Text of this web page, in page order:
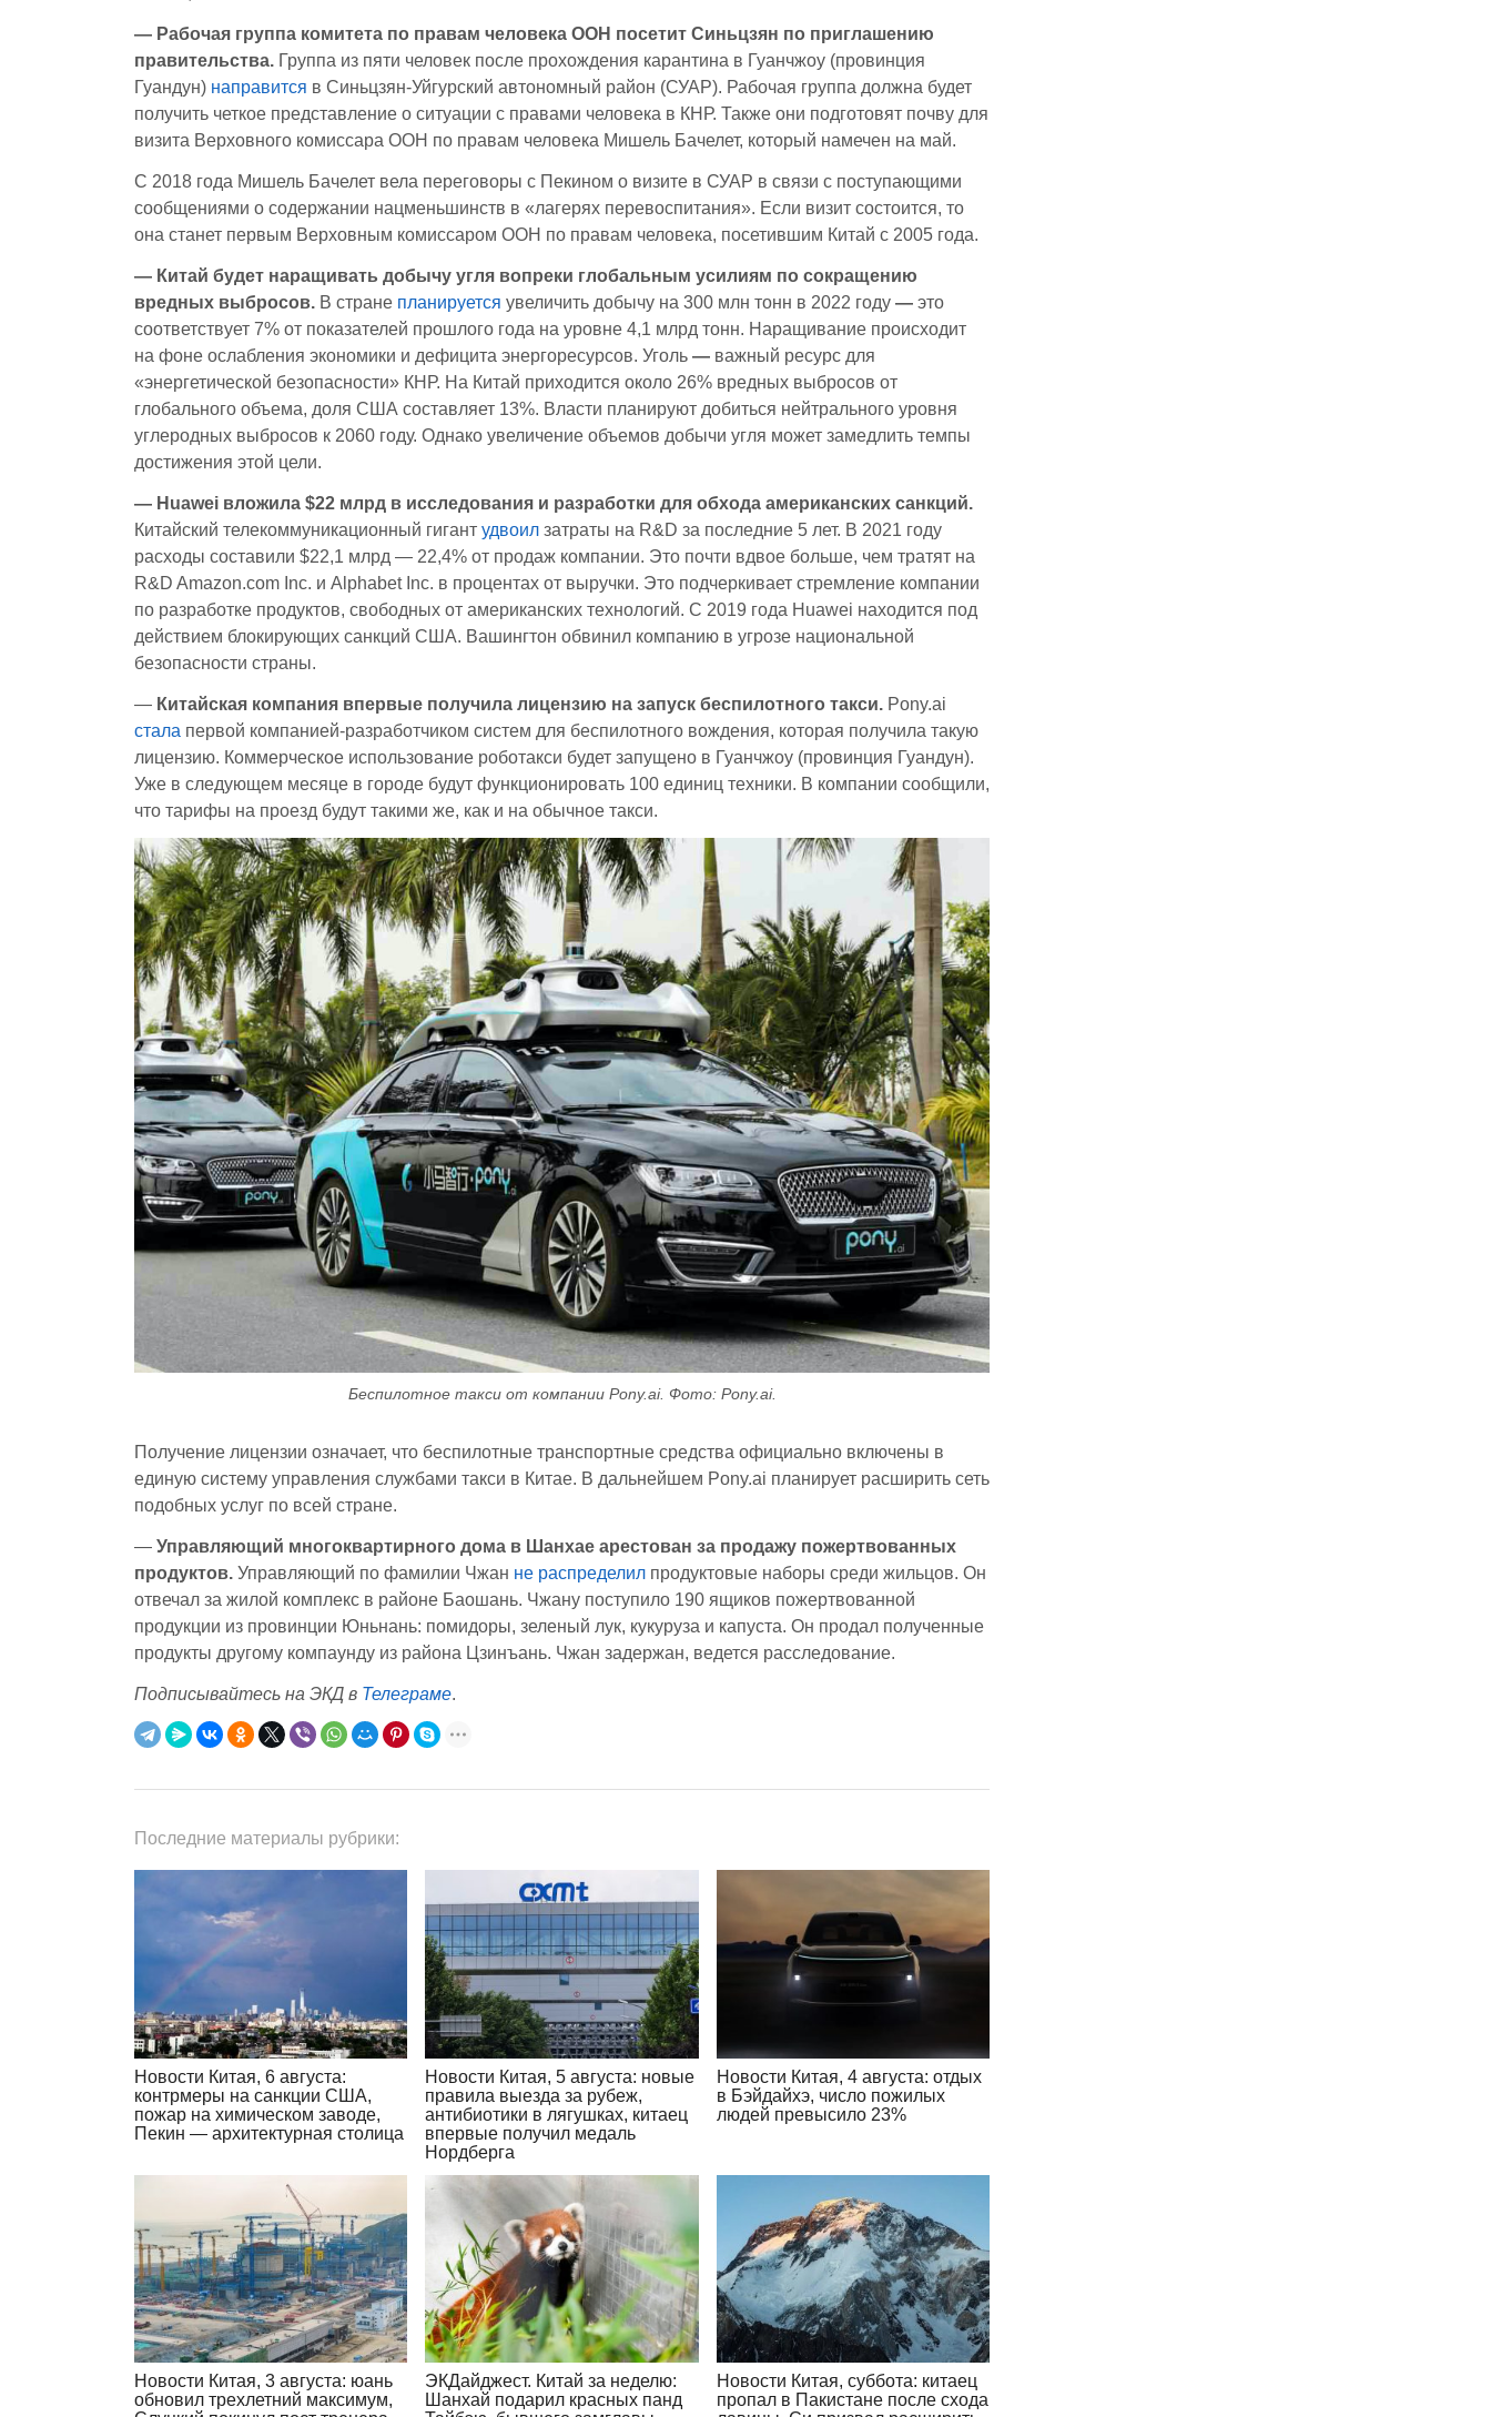
— Рабочая группа комитета по правам человека ООН посетит Синьцзян по приглашению
правительства. Группа из пяти человек после прохождения карантина в Гуанчжоу (провинция
Гуандун) направится в Синьцзян-Уйгурский автономный район (СУАР). Рабочая группа должна будет
получить четкое представление о ситуации с правами человека в КНР. Также они подготовят почву для
визита Верховного комиссара ООН по правам человека Мишель Бачелет, который намечен на май.
С 2018 года Мишель Бачелет вела переговоры с Пекином о визите в СУАР в связи с поступающими
сообщениями о содержании нацменьшинств в «лагерях перевоспитания». Если визит состоится, то
она станет первым Верховным комиссаром ООН по правам человека, посетившим Китай с 2005 года.
— Китай будет наращивать добычу угля вопреки глобальным усилиям по сокращению
вредных выбросов. В стране планируется увеличить добычу на 300 млн тонн в 2022 году — это
соответствует 7% от показателей прошлого года на уровне 4,1 млрд тонн. Наращивание происходит
на фоне ослабления экономики и дефицита энергоресурсов. Уголь — важный ресурс для
«энергетической безопасности» КНР. На Китай приходится около 26% вредных выбросов от
глобального объема, доля США составляет 13%. Власти планируют добиться нейтрального уровня
углеродных выбросов к 2060 году. Однако увеличение объемов добычи угля может замедлить темпы
достижения этой цели.
— Huawei вложила $22 млрд в исследования и разработки для обхода американских санкций.
Китайский телекоммуникационный гигант удвоил затраты на R&D за последние 5 лет. В 2021 году
расходы составили $22,1 млрд — 22,4% от продаж компании. Это почти вдвое больше, чем тратят на
R&D Amazon.com Inc. и Alphabet Inc. в процентах от выручки. Это подчеркивает стремление компании
по разработке продуктов, свободных от американских технологий. С 2019 года Huawei находится под
действием блокирующих санкций США. Вашингтон обвинил компанию в угрозе национальной
безопасности страны.
— Китайская компания впервые получила лицензию на запуск беспилотного такси. Pony.ai
стала первой компанией-разработчиком систем для беспилотного вождения, которая получила такую
лицензию. Коммерческое использование роботакси будет запущено в Гуанчжоу (провинция Гуандун).
Уже в следующем месяце в городе будут функционировать 100 единиц техники. В компании сообщили,
что тарифы на проезд будут такими же, как и на обычное такси.
Беспилотное такси от компании Pony.ai. Фото: Pony.ai.
Получение лицензии означает, что беспилотные транспортные средства официально включены в
единую систему управления службами такси в Китае. В дальнейшем Pony.ai планирует расширить сеть
подобных услуг по всей стране.
— Управляющий многоквартирного дома в Шанхае арестован за продажу пожертвованных
продуктов. Управляющий по фамилии Чжан не распределил продуктовые наборы среди жильцов. Он
отвечал за жилой комплекс в районе Баошань. Чжану поступило 190 ящиков пожертвованной
продукции из провинции Юньнань: помидоры, зеленый лук, кукуруза и капуста. Он продал полученные
продукты другому компаунду из района Цзинъань. Чжан задержан, ведется расследование.
Подписывайтесь на ЭКД в Телеграме.
Последние материалы рубрики:
Новости Китая, 6 августа:
контрмеры на санкции США,
пожар на химическом заводе,
Пекин — архитектурная столица
Новости Китая, 5 августа: новые
правила выезда за рубеж,
антибиотики в лягушках, китаец
впервые получил медаль
Нордберга
Новости Китая, 4 августа: отдых
в Бэйдайхэ, число пожилых
людей превысило 23%
Новости Китая, 3 августа: юань
обновил трехлетний максимум,
ЭКДайджест. Китай за неделю:
Шанхай подарил красных панд
Новости Китая, суббота: китаец
пропал в Пакистане после схода